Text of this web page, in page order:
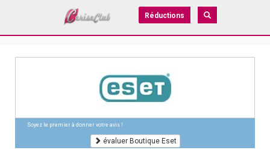
Réductions
Soyez le premier à donner votre avis !
évaluer Boutique Eset